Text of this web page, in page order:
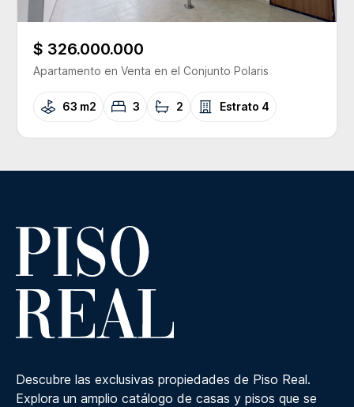
$ 326.000.000
Apartamento en Venta en el Conjunto Polaris
63 m2 3 2 Estrato 4
Descubre las exclusivas propiedades de Piso Real.
Explora un amplio catálogo de casas y pisos que se